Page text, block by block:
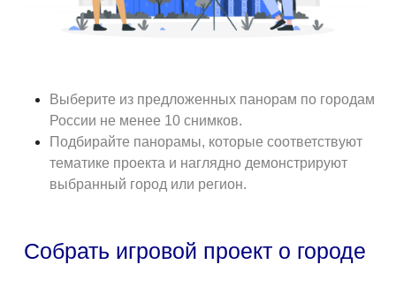
Выберите из предложенных панорам по городам
России не менее 10 снимков.
Подбирайте панорамы, которые соответствуют
тематике проекта и наглядно демонстрируют
выбранный город или регион.
Собрать игровой проект о городе